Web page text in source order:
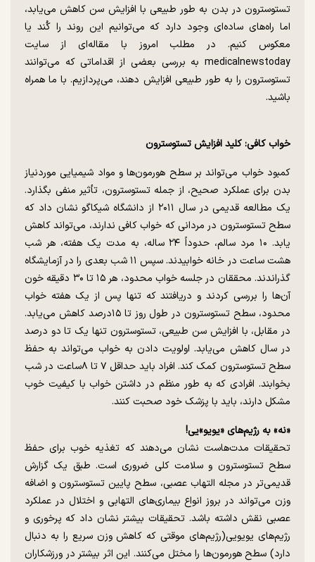
تستوسترون در بدن به طور طبیعی با افزایش سن کاهش می‌یابد،
اما راه‌های ساده‌ای وجود دارد که می‌توانیم این روند را کُند یا
معکوس کنیم. در مطلب امروز با مقاله‌ای از سایت
medicalnewstoday به بررسی بعضی از اقداماتی که می‌توانند
تستوسترون را به طور طبیعی افزایش دهند، می‌پردازیم. با ما همراه
باشید.
خواب کافی: کلید افزایش تستوسترون
کمبود خواب می‌تواند بر سطح هورمون‌ها و مواد شیمیایی موردنیاز
بدن برای عملکرد صحیح، از جمله تستوسترون، تأثیر منفی بگذارد.
یک مطالعه قدیمی‌ در سال ۲۰۱۱ از دانشگاه شیکاگو نشان داد که
سطح تستوسترون در مردانی که خواب کافی ندارند، می‌تواند کاهش
یابد. ۱۰ مرد سالم، حدوداً ۲۴ ساله، به مدت یک هفته، هر شب
هشت ساعت در خانه خوابیدند. سپس ۱۱ شب بعدی را در آزمایشگاه
گذراندند. محققان در جلسه خواب محدود، هر ۱۵ تا ۳۰ دقیقه خون
آن‌ها را بررسی کردند و دریافتند که تنها پس از یک هفته خواب
محدود، سطح تستوسترون در طول روز تا ۱۵درصد کاهش می‌یابد.
در مقابل، با افزایش سن طبیعی، تستوسترون تنها یک تا دو درصد
در سال کاهش می‌یابد. اولویت دادن به خواب می‌تواند به حفظ
سطح تستوسترون کمک کند. افراد باید حداقل ۷ تا ۸ساعت در شب
بخوابند. افرادی که به طور منظم در داشتن خواب با کیفیت خوب
مشکل دارند، باید با پزشک خود صحبت کنند.
«نه» به رژیم‌های «یویو»یی!
تحقیقات مدت‌هاست نشان می‌دهند که تغذیه‌ خوب برای حفظ
سطح تستوسترون و سلامت کلی ضروری است. طبق یک گزارش
قدیمی‌تر در مجله‌ التهاب عصبی، سطح پایین تستوسترون و اضافه
وزن می‌تواند در بروز انواع بیماری‌های التهابی و اختلال در عملکرد
عصبی نقش داشته باشد. تحقیقات بیشتر نشان داد که پرخوری و
رژیم‌های یویویی(رژیم‌های موقتی که کاهش وزن سریع را به دنبال
دارد) سطح هورمون‌ها را مختل می‌کنند. این اثر بیشتر در ورزشکاران